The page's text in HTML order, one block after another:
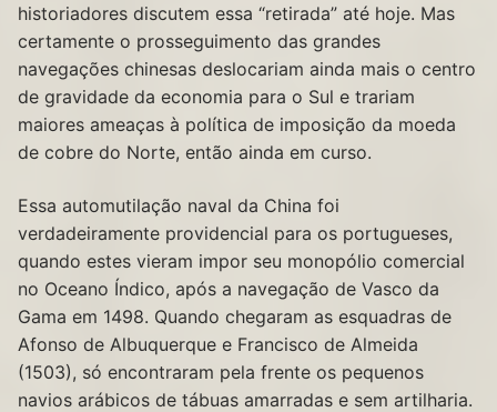
historiadores discutem essa “retirada” até hoje. Mas
certamente o prosseguimento das grandes
navegações chinesas deslocariam ainda mais o centro
de gravidade da economia para o Sul e trariam
maiores ameaças à política de imposição da moeda
de cobre do Norte, então ainda em curso.
Essa automutilação naval da China foi
verdadeiramente providencial para os portugueses,
quando estes vieram impor seu monopólio comercial
no Oceano Índico, após a navegação de Vasco da
Gama em 1498. Quando chegaram as esquadras de
Afonso de Albuquerque e Francisco de Almeida
(1503), só encontraram pela frente os pequenos
navios arábicos de tábuas amarradas e sem artilharia.